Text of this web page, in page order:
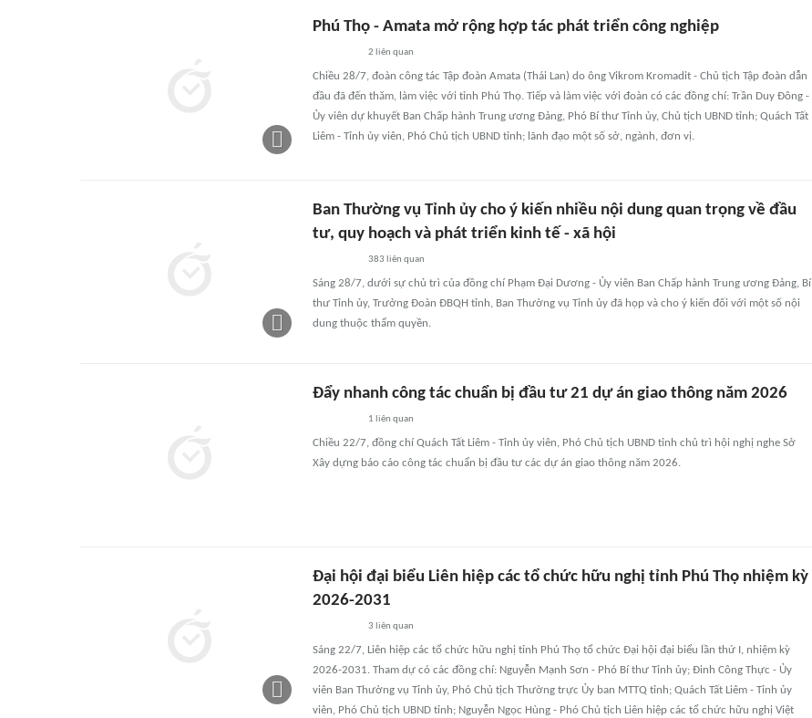
Phú Thọ - Amata mở rộng hợp tác phát triển công nghiệp
2 liên quan
Chiều 28/7, đoàn công tác Tập đoàn Amata (Thái Lan) do ông Vikrom Kromadit - Chủ tịch Tập đoàn dẫn
đầu đã đến thăm, làm việc với tỉnh Phú Thọ. Tiếp và làm việc với đoàn có các đồng chí: Trần Duy Đông -
Ủy viên dự khuyết Ban Chấp hành Trung ương Đảng, Phó Bí thư Tỉnh ủy, Chủ tịch UBND tỉnh; Quách Tất
Liêm - Tỉnh ủy viên, Phó Chủ tịch UBND tỉnh; lãnh đạo một số sở, ngành, đơn vị.
Ban Thường vụ Tỉnh ủy cho ý kiến nhiều nội dung quan trọng về đầu
tư, quy hoạch và phát triển kinh tế - xã hội
383 liên quan
Sáng 28/7, dưới sự chủ trì của đồng chí Phạm Đại Dương - Ủy viên Ban Chấp hành Trung ương Đảng, Bí
thư Tỉnh ủy, Trưởng Đoàn ĐBQH tỉnh, Ban Thường vụ Tỉnh ủy đã họp và cho ý kiến đối với một số nội
dung thuộc thẩm quyền.
Đẩy nhanh công tác chuẩn bị đầu tư 21 dự án giao thông năm 2026
1 liên quan
Chiều 22/7, đồng chí Quách Tất Liêm - Tỉnh ủy viên, Phó Chủ tịch UBND tỉnh chủ trì hội nghị nghe Sở
Xây dựng báo cáo công tác chuẩn bị đầu tư các dự án giao thông năm 2026.
Đại hội đại biểu Liên hiệp các tổ chức hữu nghị tỉnh Phú Thọ nhiệm kỳ
2026-2031
3 liên quan
Sáng 22/7, Liên hiệp các tổ chức hữu nghị tỉnh Phú Thọ tổ chức Đại hội đại biểu lần thứ I, nhiệm kỳ
2026-2031. Tham dự có các đồng chí: Nguyễn Mạnh Sơn - Phó Bí thư Tỉnh ủy; Đinh Công Thực - Ủy
viên Ban Thường vụ Tỉnh ủy, Phó Chủ tịch Thường trực Ủy ban MTTQ tỉnh; Quách Tất Liêm - Tỉnh ủy
viên, Phó Chủ tịch UBND tỉnh; Nguyễn Ngọc Hùng - Phó Chủ tịch Liên hiệp các tổ chức hữu nghị Việt